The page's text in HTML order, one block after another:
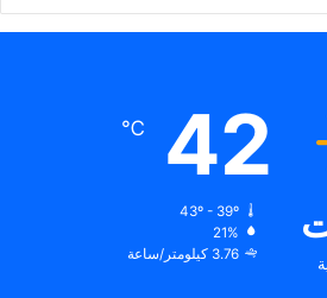
42
℃
43º - 39º
21%
3.76 كيلومتر/ساعة